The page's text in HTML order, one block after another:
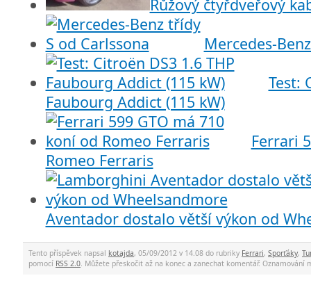
Růžový čtyřdveřový
Mercedes-
Test:
Faubourg Addict (115 kW)
Ferrari
Romeo Ferraris
Aventador dostalo větší výkon od
Tento příspěvek napsal kotajda, 05/09/2012 v 14.08 do rubriky Ferrari, Sporťáky,
pomocí RSS 2.0. Můžete přeskočit až na konec a zanechat komentář. Oznamování